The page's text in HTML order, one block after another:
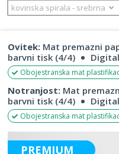
kovinska spirala ‐ srebrna
Ovitek: Mat premazni
barvni tisk (4/4)
Obojestranska mat
Notranjost: Mat
barvni tisk (4/4)
Obojestranska mat
PREMIUM